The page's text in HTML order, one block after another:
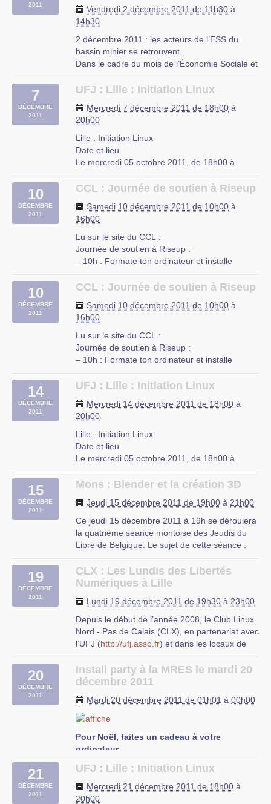
le fontionnement général de (…)
ICAB Business & Technology Incubator
Witte Patersstraat 4 rue de Pères Blancs
1040 Brussel-Bruxelles (Etterbeek)
2011
Vendredi 2 décembre 2011 de 11h30 à
14h30
2 décembre 2011 : les acteurs de l’ESS du
bassin minier se retrouvent.
Dans le cadre du mois de l’Économie Sociale et
et solidaire du bassin minier et la Communauté
participer à la rencontre des (…)
Hénin-Carvin
242 boulevard Schweitzer
Henin-Beaumont
7
DÉCEMBRE
2011
UFJ : Lille : Initiation Linux
Mercredi 7 décembre 2011 de 18h00 à
20h00
Lille : Initiation Linux
Date et lieu
Le mercredi 05 octobre 2011, de 18h00 à
À Lille, Nord-Pas-de-Calais
L’UFJ organise des cours d’initiation à Linux
niveau débutant tous les mercredis de 18h à
20h à partir du 5 octobre 2011 jusqu’a fin juin
2012 dans les locaux de (…)
UFJ
Lille
10
DÉCEMBRE
2011
CCL : Journée de soutien à Riseup
Samedi 10 décembre 2011 de 10h00 à
16h00
Lu sur le site du CCL :
Journée de soutien à Riseup :
– 10h : Formate ton ordinateur et installe
– 14h30 : Atelier sur les cryptages de mail
communautés virtuelles
Et à 21h Concert :
– LES ARISTOSQUATS (furie verbale et
musicale, lille) (…)
CCL
59000 Lille
10
DÉCEMBRE
2011
CCL : Journée de soutien à Riseup
Samedi 10 décembre 2011 de 10h00 à
16h00
Lu sur le site du CCL :
Journée de soutien à Riseup :
– 10h : Formate ton ordinateur et installe
– 14h30 : Atelier sur les cryptages de mail
communautés virtuelles
Et à 21h Concert :
– LES ARISTOSQUATS (furie verbale et
musicale, lille) (…)
Centre Culturel Libertaire (CCL)
59000 Lille
14
DÉCEMBRE
2011
UFJ : Lille : Initiation Linux
Mercredi 14 décembre 2011 de 18h00 à
20h00
Lille : Initiation Linux
Date et lieu
Le mercredi 05 octobre 2011, de 18h00 à
À Lille, Nord-Pas-de-Calais
L’UFJ organise des cours d’initiation à Linux
niveau débutant tous les mercredis de 18h à
20h à partir du 5 octobre 2011 jusqu’a fin juin
2012 dans les locaux de (…)
rue du Mal-Assis
Lille
15
DÉCEMBRE
2011
Mons : Blender et la création 3D
Jeudi 15 décembre 2011 de 19h00 à 21h00
Ce jeudi 15 décembre 2011 à 19h se déroulera
la quatrième séance montoise des Jeudis du
Libre de Belgique. Le sujet de cette séance :
3D Thématique : Graphisme Public : tout public
L’animateur conférencier : Sébastien Noël
Chemin du Champ de Mars, 15 – 7000 Mons –
Auditorium 2 situé au rez de chaussée
19
DÉCEMBRE
2011
CLX : Les Lundis des Libertés
Numériques à Lille
Lundi 19 décembre 2011 de 19h30 à 23h00
Depuis le début de l’année 2008, le Club Linux
Nord - Pas de Calais (CLX), en partenariat avec
l’UFJ (http://ufj.asso.fr) et dans les locaux de
panneaux UFJ ), organise tous les troisièmes
lundis du mois à 19h30 une soirée "libertés
partager autour des logiciels libres et des
libertés numériques. Nous avons donc appelé
Numériques (LLN).
rue du mal-assis
Lille
20
DÉCEMBRE
2011
Install party à la MRES le mardi 20
décembre 2011
Mardi 20 décembre 2011 de 01h01 à 00h00
Pour Noël, faites un cadeau à votre
ordinateur,
liberté !
Installation et démonstration de linux et de
21
DÉCEMBRE
2011
UFJ : Lille : Initiation Linux
Mercredi 21 décembre 2011 de 18h00 à
20h00